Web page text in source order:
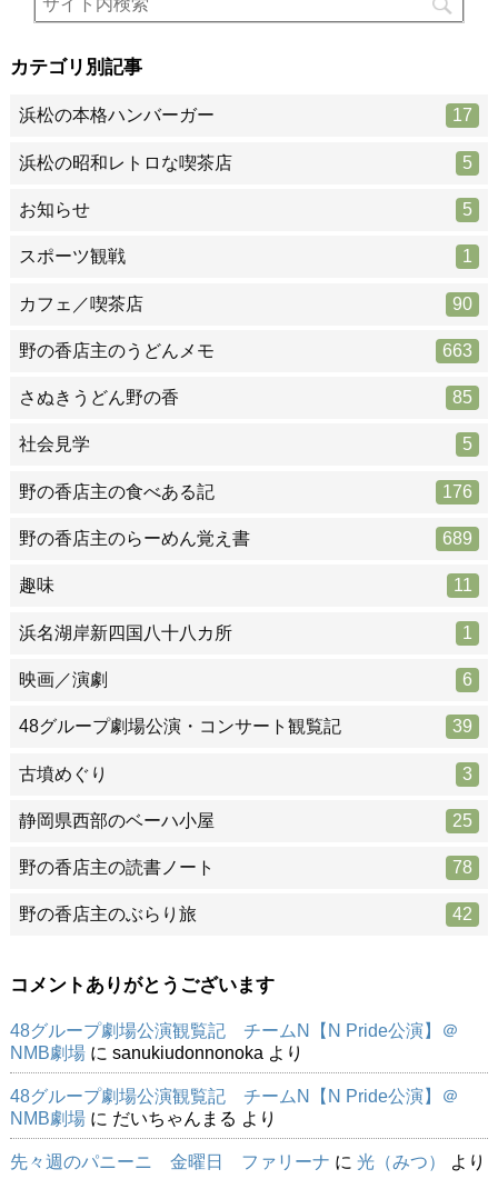
カテゴリ別記事
浜松の本格ハンバーガー 17
浜松の昭和レトロな喫茶店 5
お知らせ 5
スポーツ観戦 1
カフェ／喫茶店 90
野の香店主のうどんメモ 663
さぬきうどん野の香 85
社会見学 5
野の香店主の食べある記 176
野の香店主のらーめん覚え書 689
趣味 11
浜名湖岸新四国八十八カ所 1
映画／演劇 6
48グループ劇場公演・コンサート観覧記 39
古墳めぐり 3
静岡県西部のベーハ小屋 25
野の香店主の読書ノート 78
野の香店主のぶらり旅 42
コメントありがとうございます
48グループ劇場公演観覧記 チームN【N Pride公演】＠
NMB劇場に sanukiudonnonoka より
48グループ劇場公演観覧記 チームN【N Pride公演】＠
NMB劇場に だいちゃんまる より
先々週のパニーニ 金曜日 ファリーナ に 光（みつ） より